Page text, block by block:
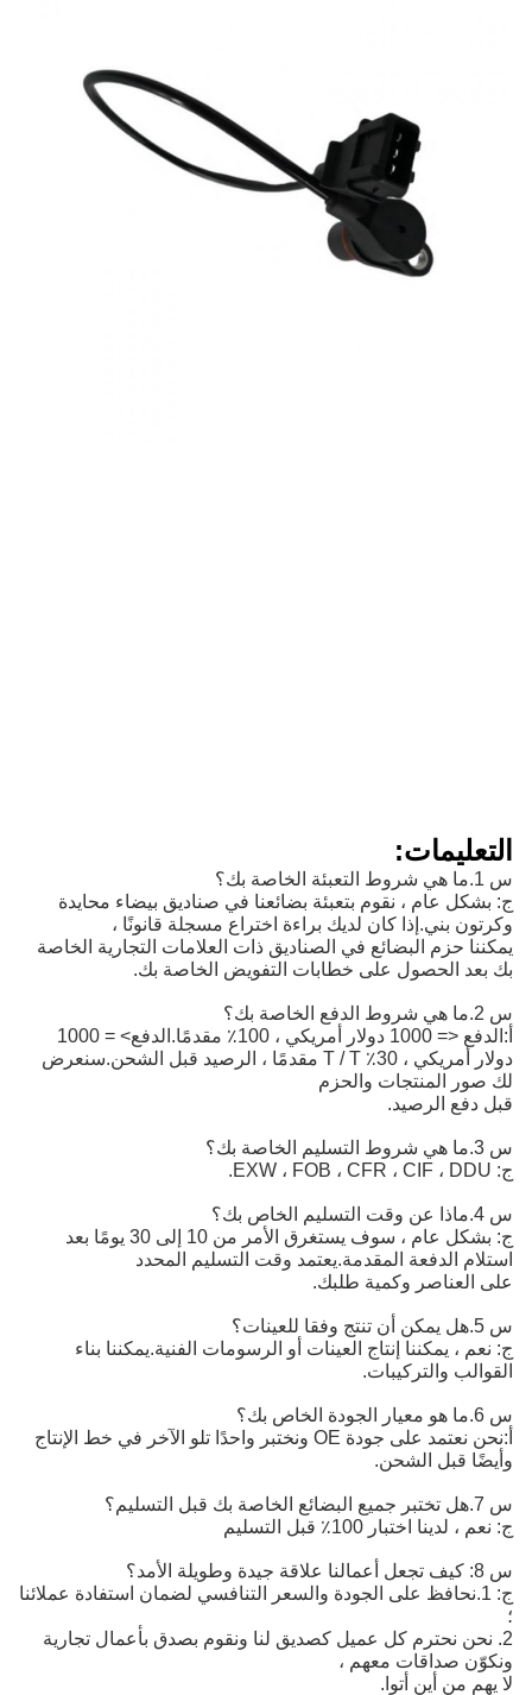
التعليمات:
س 1.ما هي شروط التعبئة الخاصة بك؟
ج: بشكل عام ، نقوم بتعبئة بضائعنا في صناديق بيضاء محايدة
وكرتون بني.إذا كان لديك براءة اختراع مسجلة قانونًا ،
يمكننا حزم البضائع في الصناديق ذات العلامات التجارية الخاصة
بك بعد الحصول على خطابات التفويض الخاصة بك.
س 2.ما هي شروط الدفع الخاصة بك؟
أ:
دولار أمريكي ، 30٪ T / T مقدمًا ، الرصيد قبل الشحن.
سنعرض
لك صور المنتجات والحزم
قبل دفع الرصيد.
س 3.ما هي شروط التسليم الخاصة بك؟
ج: EXW ، FOB ، CFR ، CIF ، DDU.
س 4.ماذا عن وقت التسليم الخاص بك؟
ج: بشكل عام ، سوف يستغرق الأمر من 10 إلى 30 يومًا بعد
استلام الدفعة المقدمة.يعتمد وقت التسليم المحدد
على العناصر وكمية طلبك.
س 5.هل يمكن أن تنتج وفقا للعينات؟
ج: نعم ، يمكننا إنتاج العينات أو الرسومات الفنية.يمكننا بناء
القوالب والتركيبات.
س 6.ما هو معيار الجودة الخاص بك؟
أ:
وأيضًا قبل الشحن.
س 7.هل تختبر جميع البضائع الخاصة بك قبل التسليم؟
ج: نعم ، لدينا اختبار 100٪ قبل التسليم
س 8: كيف تجعل أعمالنا علاقة جيدة وطويلة الأمد؟
ج: 1.نحافظ على الجودة والسعر التنافسي لضمان استفادة عملائنا
؛
2. نحن نحترم كل عميل كصديق لنا ونقوم بصدق بأعمال تجارية
ونكوّن صداقات معهم ،
لا يهم من أين أتوا.